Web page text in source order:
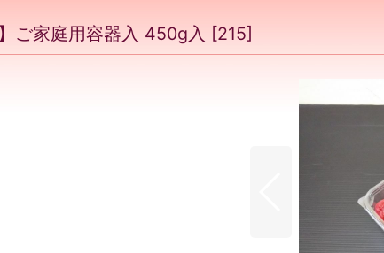
ご家庭用容器入 450g入 [215]